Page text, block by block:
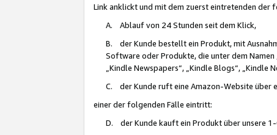
Link anklickt und mit dem zuerst eintretenden der
A. Ablauf von 24 Stunden seit dem Klick,
B. der Kunde bestellt ein Produkt, mit
Software oder Produkte, die unter dem Namen
„Kindle Newspapers“, „Kindle Blogs“, „Kindle
C. der Kunde ruft eine Amazon-Website über
einer der folgenden Fälle eintritt:
D. der Kunde kauft ein Produkt über unsere